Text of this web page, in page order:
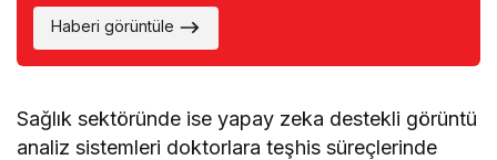
Haberi görüntüle
Sağlık sektöründe ise yapay zeka destekli görüntü
analiz sistemleri doktorlara teşhis süreçlerinde